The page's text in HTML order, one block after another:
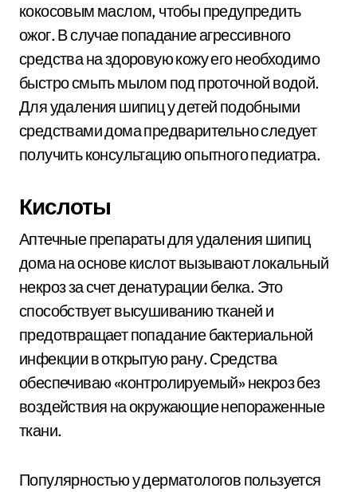
кокосовым маслом, чтобы предупредить
ожог. В случае попадание агрессивного
средства на здоровую кожу его необходимо
быстро смыть мылом под проточной водой.
Для удаления шипиц у детей подобными
средствами дома предварительно следует
получить консультацию опытного педиатра.
Кислоты
Аптечные препараты для удаления шипиц
дома на основе кислот вызывают локальный
некроз за счет денатурации белка. Это
способствует высушиванию тканей и
предотвращает попадание бактериальной
инфекции в открытую рану. Средства
обеспечиваю «контролируемый» некроз без
воздействия на окружающие непораженные
ткани.
Популярностью у дерматологов пользуется